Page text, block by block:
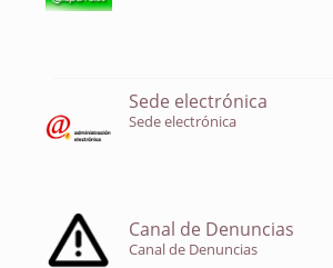
Sede electrónica
Sede electrónica
Canal de Denuncias
Canal de Denuncias